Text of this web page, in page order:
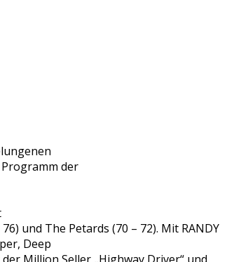
der
und The Petards (70 – 72). Mit RANDY
Deep